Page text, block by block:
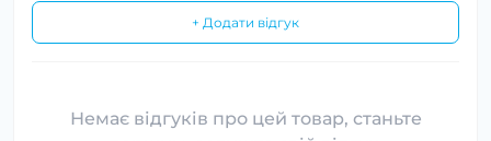
+ Додати відгук
Немає відгуків про цей товар, станьте